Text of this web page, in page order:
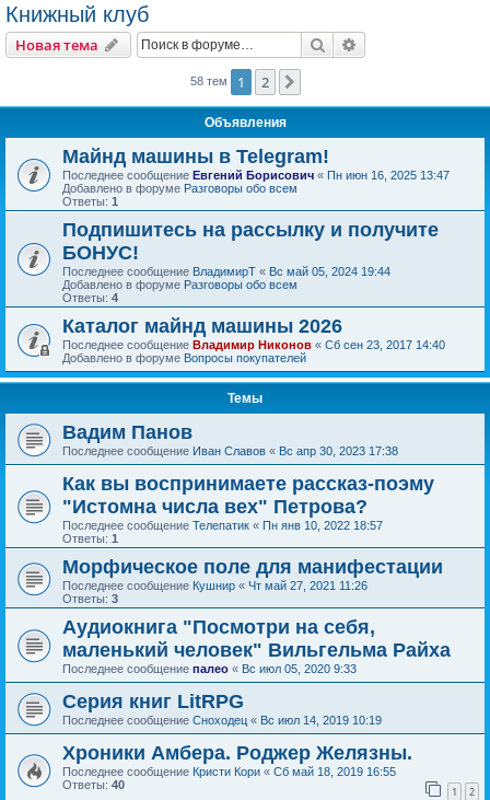
Книжный клуб
Новая тема Поиск
58 тем 1 2
Объявления
Майнд машины в Telegram!
Последнее сообщение Евгений Борисович « Пн июн 16, 2025 13:47
Добавлено в форуме Разговоры обо всем
Ответы: 1
Подпишитесь на рассылку и получите
БОНУС!
Последнее сообщение ВладимирТ « Вс май 05, 2024 19:44
Добавлено в форуме Разговоры обо всем
Ответы: 4
Каталог майнд машины 2026
Последнее сообщение Владимир Никонов « Сб сен 23, 2017 14:40
Добавлено в форуме Вопросы покупателей
Темы
Вадим Панов
Последнее сообщение Иван Славов « Вс апр 30, 2023 17:38
Как вы воспринимаете рассказ-поэму
"Истомна числа вех" Петрова?
Последнее сообщение Телепатик « Пн янв 10, 2022 18:57
Ответы: 1
Морфическое поле для манифестации
Последнее сообщение Кушнир « Чт май 27, 2021 11:26
Ответы: 3
Аудиокнига "Посмотри на себя,
маленький человек" Вильгельма Райха
Последнее сообщение палео « Вс июл 05, 2020 9:33
Серия книг LitRPG
Последнее сообщение Сноходец « Вс июл 14, 2019 10:19
Хроники Амбера. Роджер Желязны.
Последнее сообщение Кристи Кори « Сб май 18, 2019 16:55
Ответы: 40 1 2